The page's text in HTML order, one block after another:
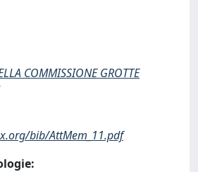
COMMISSIONE GROTTE
bib/AttMem_11.pdf